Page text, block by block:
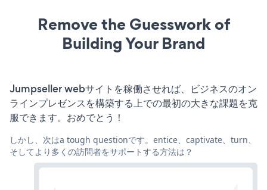
Remove the Guesswork of
Building Your Brand
Jumpseller webサイトを稼働させれば、ビジネスのオン
ラインプレゼンスを構築する上での最初の大きな課題を克
服できます。おめでとう！
しかし、次はa tough questionです。entice、captivate、turn、
そしてより多くの訪問者をサポートする方法は？